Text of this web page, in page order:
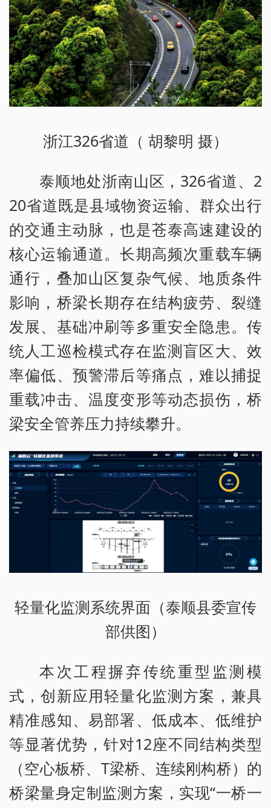
浙江326省道（ 胡黎明 摄）
泰顺地处浙南山区，326省道、2
20省道既是县域物资运输、群众出行
的交通主动脉，也是苍泰高速建设的
核心运输通道。长期高频次重载车辆
通行，叠加山区复杂气候、地质条件
影响，桥梁长期存在结构疲劳、裂缝
发展、基础冲刷等多重安全隐患。传
统人工巡检模式存在监测盲区大、效
率偏低、预警滞后等痛点，难以捕捉
重载冲击、温度变形等动态损伤，桥
梁安全管养压力持续攀升。
轻量化监测系统界面（泰顺县委宣传
部供图）
本次工程摒弃传统重型监测模
式，创新应用轻量化监测方案，兼具
精准感知、易部署、低成本、低维护
等显著优势，针对12座不同结构类型
（空心板桥、T梁桥、连续刚构桥）的
桥梁量身定制监测方案，实现“一桥一